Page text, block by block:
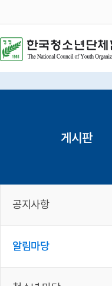
게시판
공지사항
알림마당